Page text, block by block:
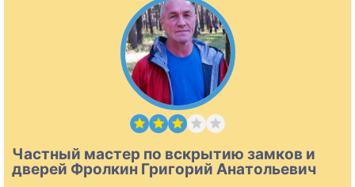
Частный мастер по вскрытию замков и
дверей Фролкин Григорий Анатольевич